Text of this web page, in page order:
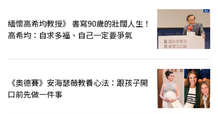
緬懷高希均教授》 書寫90歲的壯闊人生！
高希均：自求多福、自己一定要爭氣
《奧德賽》安海瑟薇教養心法：跟孩子開
口前先做一件事